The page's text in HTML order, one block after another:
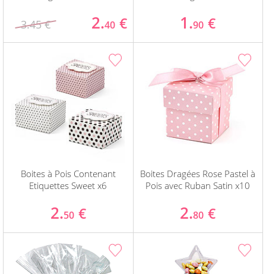
3.45 € 2.40 € 1.90 €
Boites à Pois Contenant
Etiquettes Sweet x6
2.50 €
Boites Dragées Rose Pastel à
Pois avec Ruban Satin x10
2.80 €